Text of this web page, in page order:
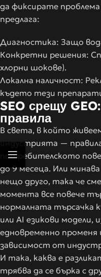
да фиксирате
предлага:
Диагностика: Защо
Конкретни решения:
хлорни шокове).
Локална наличност:
където тези
SEO срещу
правила
В света, в който
индустрията —
потребителското
до 9 месеца. Или
нещо друго, така че
момента все повече
нормалната търсачка
или AI езикови модели,
едновременно
зависимост от
И така, каква е
трябва да се бърка с